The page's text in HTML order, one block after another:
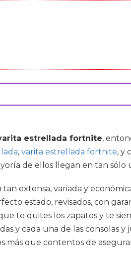
estrellada fortnite,
, varita estrellada fortnite, y
de ellos llegan en tan sólo
extensa, variada y
estado, revisados, con
te quites los zapatos y te
y cada una de las consolas
más que contentos de